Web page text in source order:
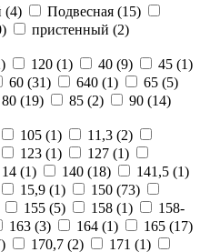
(4) Подвесная (15)
) пристенный (2)
) 120 (1) 40 (9) 45 (1)
60 (31) 640 (1) 65 (5)
80 (19) 85 (2) 90 (14)
105 (1) 11,3 (2)
123 (1) 127 (1)
14 (1) 140 (18) 141,5 (1)
15,9 (1) 150 (73)
155 (5) 158 (1)
158-
163 (3) 164 (1) 165 (17)
) 170,7 (2) 171 (1)